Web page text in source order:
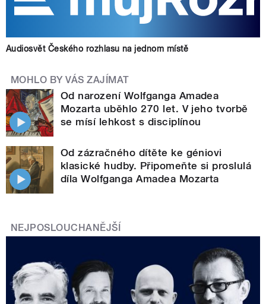
Audiosvět Českého rozhlasu na jednom místě
MOHLO BY VÁS ZAJÍMAT
Od narození Wolfganga Amadea
Mozarta uběhlo 270 let. V jeho tvorbě
se mísí lehkost s disciplínou
Od zázračného dítěte ke géniovi
klasické hudby. Připomeňte si proslulá
díla Wolfganga Amadea Mozarta
NEJPOSLOUCHANĚJŠÍ